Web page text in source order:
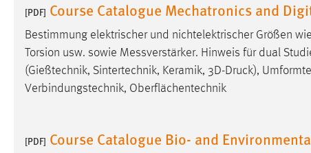
[PDF] Course Catalogue Mechatronics and
Bestimmung elektrischer und nichtelektrischer Größen
Torsion usw. sowie Messverstärker. Hinweis für dual
(Gießtechnik, Sintertechnik, Keramik, 3D-Druck),
Verbindungstechnik, Oberflächentechnik
[PDF] Course Catalogue Bio- and